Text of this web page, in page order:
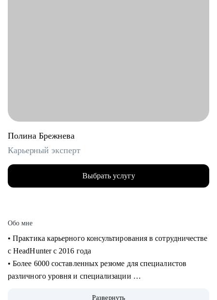
Полина Брежнева
Карьерный эксперт
Выбрать услугу
Обо мне
• Практика карьерного консультирования в сотрудничестве
с HeadHunter с 2016 года
• Более 6000 составленных резюме для специалистов
различного уровня и специализации
Развернуть